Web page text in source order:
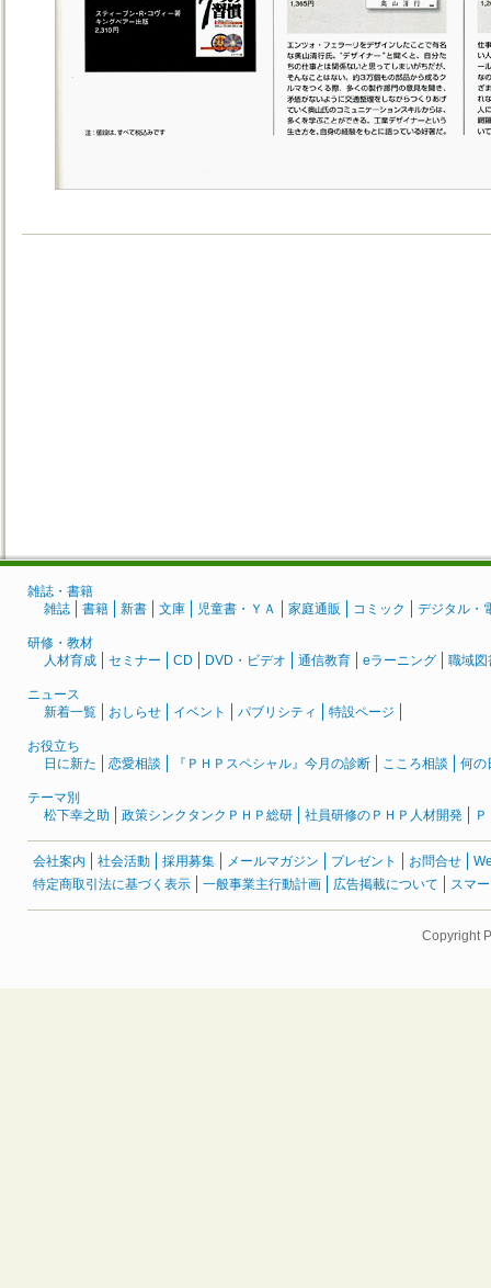
雑誌・書籍
雑誌
書籍 新書 文庫 児童書・ＹＡ 家庭通販 コミック デジタル・
研修・教材
人材育成
セミナー CD DVD・ビデオ 通信教育 eラーニング 職域図
ニュース
新着一覧
おしらせ イベント パブリシティ 特設ページ
お役立ち
日に新た
恋愛相談 『ＰＨＰスペシャル』今月の診断 こころ相談 何の
テーマ別
松下幸之助
政策シンクタンクＰＨＰ総研 社員研修のＰＨＰ人材開発
会社案内 社会活動 採用募集 メールマガジン プレゼント お問合せ
特定商取引法に基づく表示
一般事業主行動計画 広告掲載について スマ
Copyright